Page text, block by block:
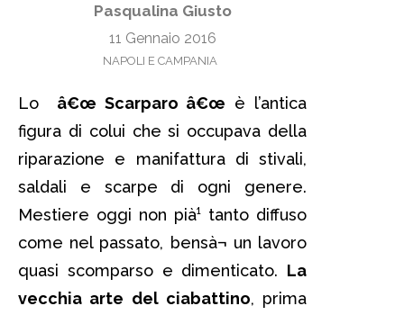
Pasqualina Giusto
11 Gennaio 2016
NAPOLI E CAMPANIA
Lo â€œ Scarparo â€œ è l’antica
figura di colui che si occupava della
riparazione e manifattura di stivali,
saldali e scarpe di ogni genere.
Mestiere oggi non pià¹ tanto diffuso
come nel passato, bensà¬ un lavoro
quasi scomparso e dimenticato. La
vecchia arte del ciabattino, prima